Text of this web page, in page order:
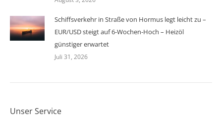
Schiffsverkehr in Straße von Hormus legt leicht zu –
EUR/USD steigt auf 6-Wochen-Hoch – Heizöl
günstiger erwartet
Juli 31, 2026
Unser Service